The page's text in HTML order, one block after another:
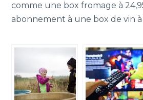
comme une box fromage à
abonnement à une box de vin à